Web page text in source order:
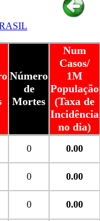
Número
de
Mortes
Num
Casos/
1M
População
(Taxa de
Incidência
no dia)
0 0.00
0 0.00
0 0.00